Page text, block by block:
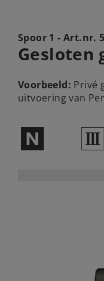
Spoor 1 - Art.nr.
Gesloten
Voorbeeld: Privé
uitvoering van
$ 3